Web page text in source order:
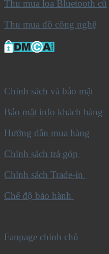
Thu mua loa Bluetooth cũ
Thu mua đồ công nghệ
Chính sách và bảo mật
Bảo mật info khách hàng
Hướng dẫn mua hàng
Chính sách trả góp
Chính sách Trade-in
Chế độ bảo hành
Fanpage chính chủ